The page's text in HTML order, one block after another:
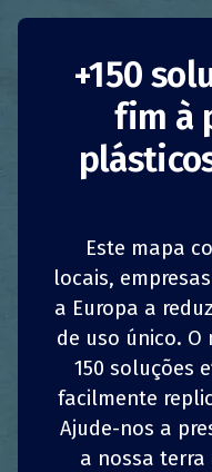
plastic”
plástico]
Autoridades
Acampanha“
sem plástico]
ecológica e a
proteção
plástico na vida
1 PARTILHAR
4
+150
fim à
Este mapa
locais,
a Europa a
de uso único. O
150 soluções
facilmente
Ajude-nos a
a nossa terra
1 PARTILHAR
4